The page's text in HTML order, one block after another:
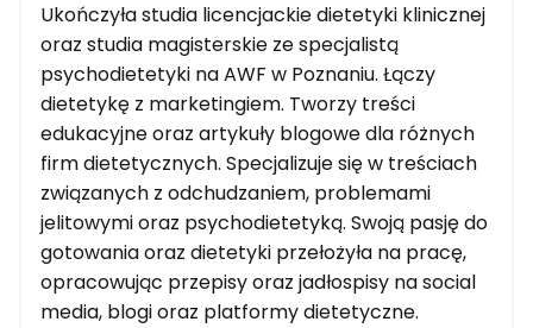
Ukończyła studia licencjackie dietetyki klinicznej
oraz studia magisterskie ze specjalistą
psychodietetyki na AWF w Poznaniu. Łączy
dietetykę z marketingiem. Tworzy treści
edukacyjne oraz artykuły blogowe dla różnych
firm dietetycznych. Specjalizuje się w treściach
związanych z odchudzaniem, problemami
jelitowymi oraz psychodietetyką. Swoją pasję do
gotowania oraz dietetyki przełożyła na pracę,
opracowując przepisy oraz jadłospisy na social
media, blogi oraz platformy dietetyczne.